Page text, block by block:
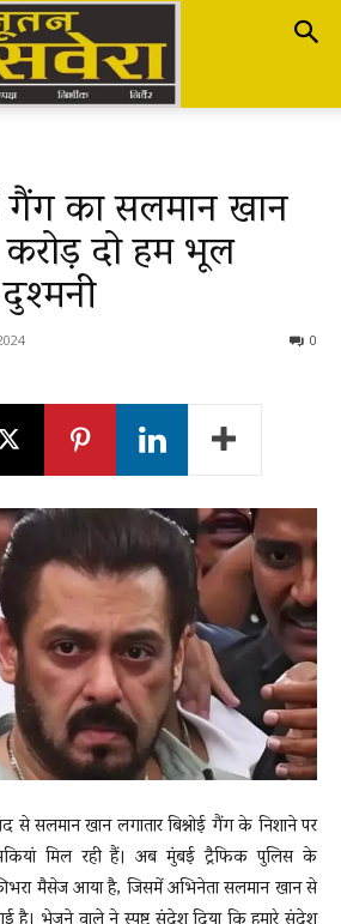
गैंग का सलमान खान
दो हम भूल
0
से सलमान खान लगातार बिश्नोई गैंग के निशाने पर
मिल रही हैं। अब मुंबई ट्रैफिक पुलिस के
मैसेज आया है, जिसमें अभिनेता सलमान खान से